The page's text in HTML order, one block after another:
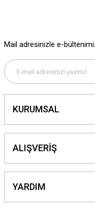
Mail adresinizle e-
KURUMSAL
ALIŞVERİŞ
YARDIM